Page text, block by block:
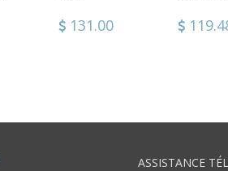
58.02
131.00
ASSISTANCE